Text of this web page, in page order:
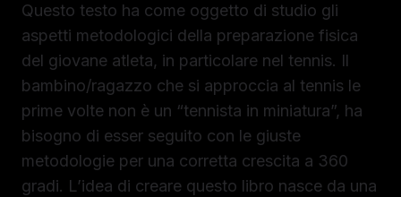
Questo testo ha come oggetto di studio gli
aspetti metodologici della preparazione fisica
del giovane atleta, in particolare nel tennis. Il
bambino/ragazzo che si approccia al tennis le
prime volte non è un “tennista in miniatura”, ha
bisogno di esser seguito con le giuste
metodologie per una corretta crescita a 360
gradi. L’idea di creare questo libro nasce da una